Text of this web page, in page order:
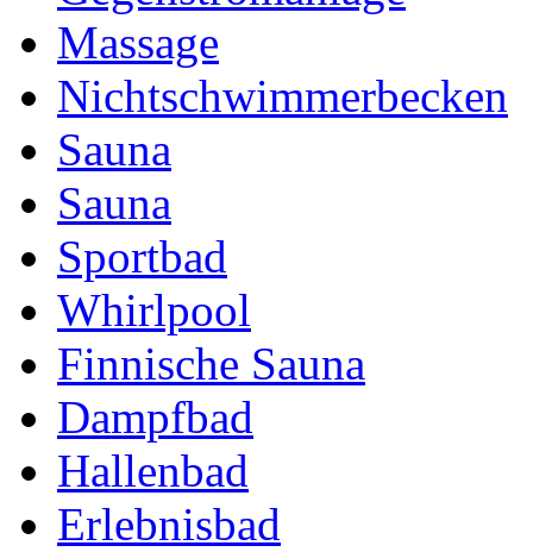
Massage
Nichtschwimmerbecken
Sauna
Sauna
Sportbad
Whirlpool
Finnische Sauna
Dampfbad
Hallenbad
Erlebnisbad